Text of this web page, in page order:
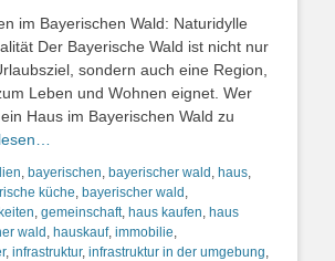
im Bayerischen Wald: Naturidylle
Der Bayerische Wald ist nicht nur
sondern auch eine Region,
Leben und Wohnen eignet. Wer
Haus im Bayerischen Wald zu
, bayerischen, bayerischer wald , haus,
küche, bayerischer wald ,
, gemeinschaft, haus kaufen, haus
wald , hauskauf, immobilie,
, infrastruktur, infrastruktur in der umgebung,